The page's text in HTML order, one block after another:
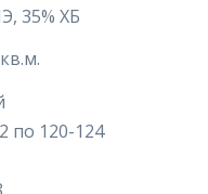
35% ХБ
по 120-124